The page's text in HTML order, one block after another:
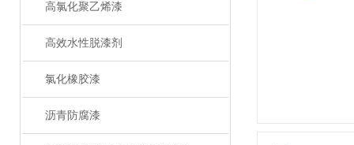
高氯化聚乙烯漆
高效水性脱漆剂
氯化橡胶漆
沥青防腐漆